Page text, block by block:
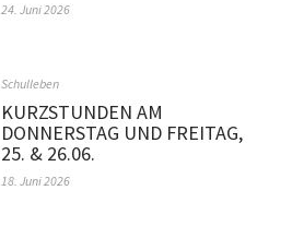
24. Juni 2026
Schulleben
KURZSTUNDEN AM
DONNERSTAG UND FREITAG,
25. & 26.06.
18. Juni 2026